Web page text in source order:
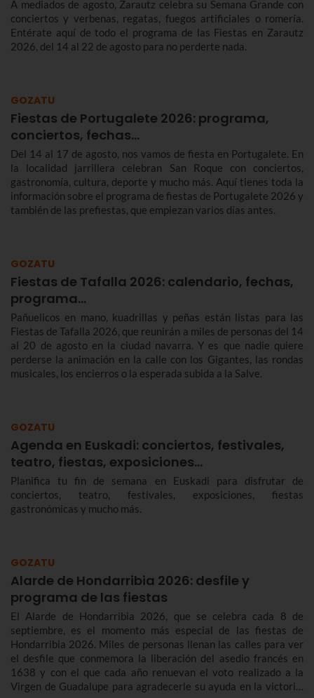
A mediados de agosto, Zarautz celebra su Semana Grande con
conciertos y verbenas, regatas, fuegos artificiales o romería.
Entérate aquí de todo el programa de las Fiestas en Zarautz
2026, del 14 al 22 de agosto para no perderte nada.
GOZATU
Fiestas de Portugalete 2026: programa,
conciertos, fechas…
Del 14 al 17 de agosto, nos vamos de fiesta en Portugalete. En
la localidad jarrillera celebran San Roque con conciertos,
gastronomía, cultura, deporte y mucho más. Aquí tienes toda la
información sobre el programa de fiestas de Portugalete 2026 y
también de las prefiestas, que empiezan varios días antes.
GOZATU
Fiestas de Tafalla 2026: calendario, fechas,
programa…
Pañuelicos en mano, kuadrillas y peñas están listas para las
Fiestas de Tafalla 2026, que reunirán a miles de personas del 14
al 20 de agosto en la ciudad navarra. Y es que nadie quiere
perderse la animación en la calle con los Gigantes, las rondas
musicales, los encierros o la esperada subida a la Salve.
GOZATU
Agenda en Euskadi: conciertos, festivales,
teatro, fiestas, exposiciones…
Planifica tu fin de semana en Euskadi para disfrutar de
conciertos, teatro, festivales, exposiciones, fiestas
gastronómicas y mucho más.
GOZATU
Alarde de Hondarribia 2026: desfile y
programa de las fiestas
El Alarde de Hondarribia 2026, que se celebra cada 8 de
septiembre, es el momento más especial de las fiestas de
Hondarribia 2026. Miles de personas llenan las calles para ver
el desfile que conmemora la liberación del asedio francés en
1638 y con el que cada año renuevan el voto realizado a la
Virgen de Guadalupe para agradecerle su ayuda en la victoria.